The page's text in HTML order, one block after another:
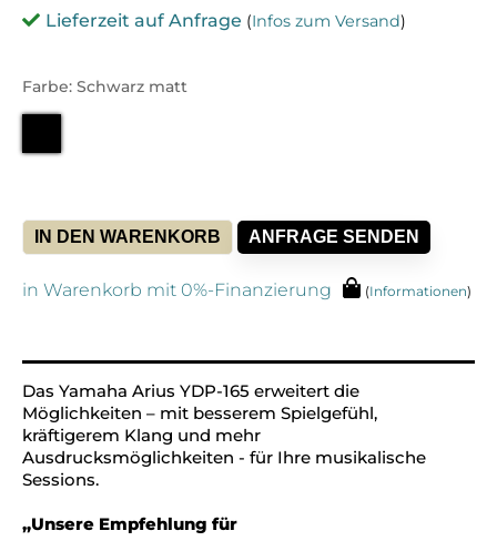
Lieferzeit auf Anfrage (Infos zum Versand)
Farbe: Schwarz matt
IN DEN WARENKORB ANFRAGE SENDEN
in Warenkorb mit 0%-Finanzierung (Informationen)
Das Yamaha Arius YDP-165 erweitert die
Möglichkeiten – mit besserem Spielgefühl,
kräftigerem Klang und mehr
Ausdrucksmöglichkeiten - für Ihre musikalische
Sessions.
„Unsere Empfehlung für